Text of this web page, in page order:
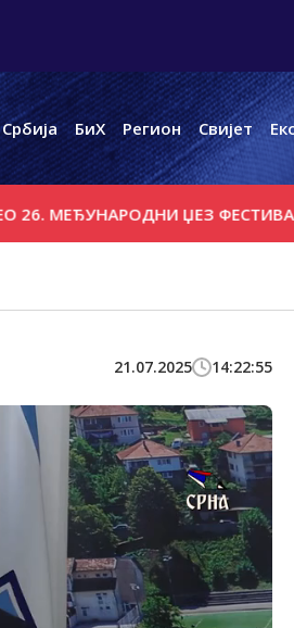
Србија БиХ Регион Свијет
МЕЂУНАРОДНИ ЏЕЗ ФЕСТИВАЛ
21.07.2025 14:22:55